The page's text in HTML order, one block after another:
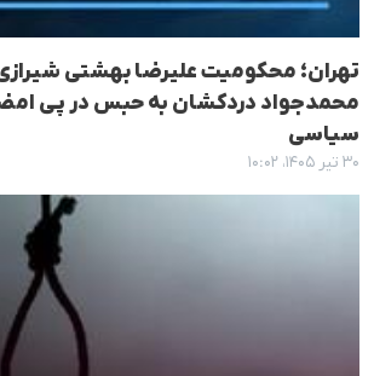
تهران؛ محکومیت علیرضا بهشتی
محمدجواد دردکشان به حبس در پی
سیاسی
۳۰ تیر ۱۴۰۵، ۱۰:۰۲